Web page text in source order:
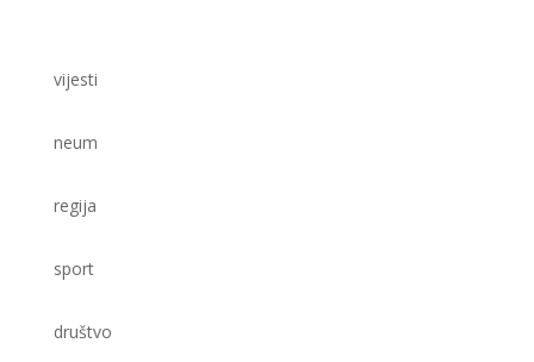
vijesti
neum
regija
sport
društvo